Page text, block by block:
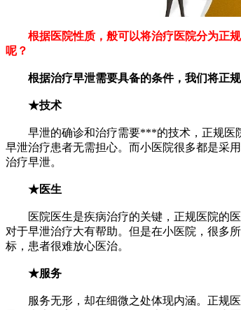
根据医院性质，般可以将治疗医院分为正规
呢？
根据治疗早泄需要具备的条件，我们将正规
★技术
早泄的确诊和治疗需要***的技术，正规医
早泄治疗患者无需担心。而小医院很多都是采
治疗早泄。
★医生
医院医生是疾病治疗的关键，正规医院的
对于早泄治疗大有帮助。但是在小医院，很多
标，患者很难放心医治。
★服务
服务无形，却在细微之处体现内涵。正规医